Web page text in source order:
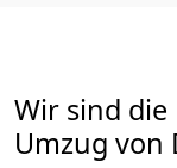
Wir sind
Umzug von